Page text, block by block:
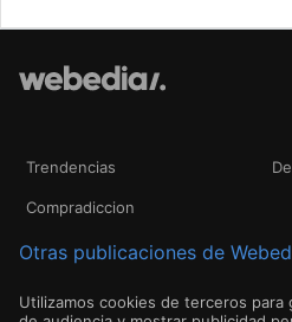
Trendencias
Compradiccion
Otras publicaciones de
Utilizamos cookies de terceros para